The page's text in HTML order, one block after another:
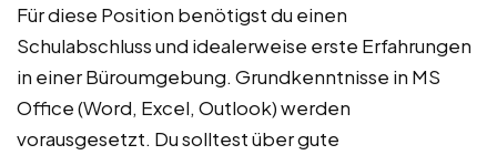
Für diese Position benötigst du einen
Schulabschluss und idealerweise erste Erfahrungen
in einer Büroumgebung. Grundkenntnisse in MS
Office (Word, Excel, Outlook) werden
vorausgesetzt. Du solltest über gute